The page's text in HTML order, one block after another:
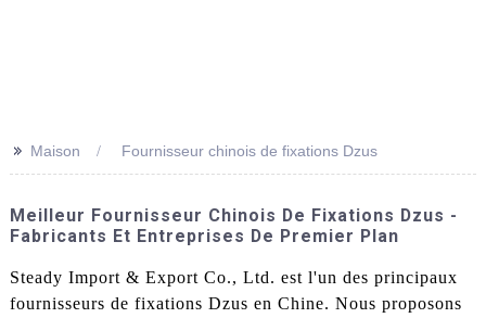
>> Maison Fournisseur chinois de fixations Dzus
Meilleur Fournisseur Chinois De Fixations Dzus -
Fabricants Et Entreprises De Premier Plan
Steady Import & Export Co., Ltd. est l'un des principaux
fournisseurs de fixations Dzus en Chine. Nous proposons